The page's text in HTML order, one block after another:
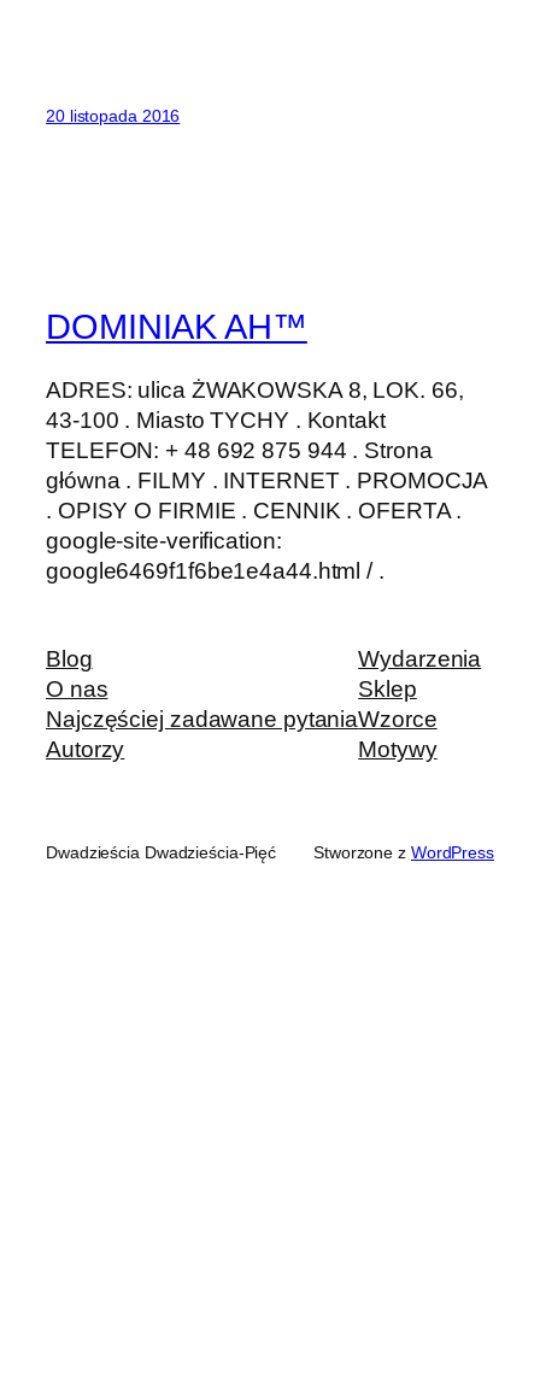
20 listopada 2016
DOMINIAK AH™
ADRES: ulica ŻWAKOWSKA 8, LOK. 66,
43-100 . Miasto TYCHY . Kontakt
TELEFON: + 48 692 875 944 . Strona
główna . FILMY . INTERNET . PROMOCJA
. OPISY O FIRMIE . CENNIK . OFERTA .
google-site-verification:
google6469f1f6be1e4a44.html / .
Blog
O nas
Najczęściej zadawane pytania
Autorzy
Wydarzenia
Sklep
Wzorce
Motywy
Dwadzieścia Dwadzieścia-Pięć Stworzone z WordPress